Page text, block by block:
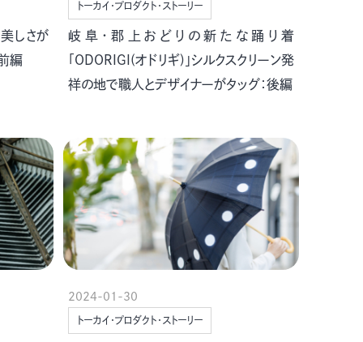
しさが
編
トーカイ・プロダクト・ストーリー
岐阜・郡上おどりの新たな踊り着
「ODORIGI(オドリギ)」シルクスクリーン発
祥の地で職人とデザイナーがタッグ：後編
2024-01-30
トーカイ・プロダクト・ストーリー